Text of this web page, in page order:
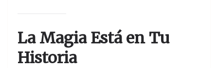
La Magia Está en Tu
Historia